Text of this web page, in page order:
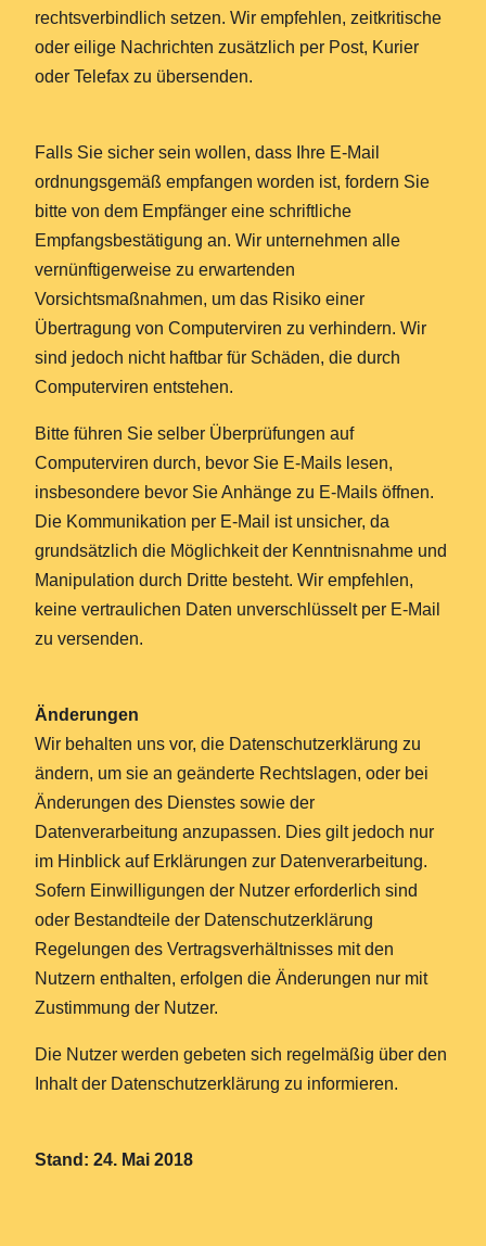
rechtsverbindlich setzen. Wir empfehlen, zeitkritische
oder eilige Nachrichten zusätzlich per Post, Kurier
oder Telefax zu übersenden.
Falls Sie sicher sein wollen, dass Ihre E-Mail
ordnungsgemäß empfangen worden ist, fordern Sie
bitte von dem Empfänger eine schriftliche
Empfangsbestätigung an. Wir unternehmen alle
vernünftigerweise zu erwartenden
Vorsichtsmaßnahmen, um das Risiko einer
Übertragung von Computerviren zu verhindern. Wir
sind jedoch nicht haftbar für Schäden, die durch
Computerviren entstehen.
Bitte führen Sie selber Überprüfungen auf
Computerviren durch, bevor Sie E-Mails lesen,
insbesondere bevor Sie Anhänge zu E-Mails öffnen.
Die Kommunikation per E-Mail ist unsicher, da
grundsätzlich die Möglichkeit der Kenntnisnahme und
Manipulation durch Dritte besteht. Wir empfehlen,
keine vertraulichen Daten unverschlüsselt per E-Mail
zu versenden.
Änderungen
Wir behalten uns vor, die Datenschutzerklärung zu
ändern, um sie an geänderte Rechtslagen, oder bei
Änderungen des Dienstes sowie der
Datenverarbeitung anzupassen. Dies gilt jedoch nur
im Hinblick auf Erklärungen zur Datenverarbeitung.
Sofern Einwilligungen der Nutzer erforderlich sind
oder Bestandteile der Datenschutzerklärung
Regelungen des Vertragsverhältnisses mit den
Nutzern enthalten, erfolgen die Änderungen nur mit
Zustimmung der Nutzer.
Die Nutzer werden gebeten sich regelmäßig über den
Inhalt der Datenschutzerklärung zu informieren.
Stand: 24. Mai 2018